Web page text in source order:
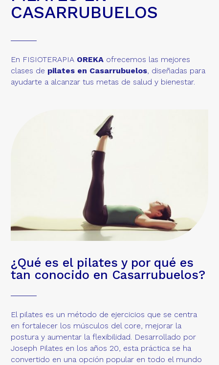
CASARRUBUELOS
En FISIOTERAPIA OREKA ofrecemos las mejores
clases de pilates en Casarrubuelos, diseñadas para
ayudarte a alcanzar tus metas de salud y bienestar.
¿Qué es el pilates y por qué es
tan conocido en Casarrubuelos?
El pilates es un método de ejercicios que se centra
en fortalecer los músculos del core, mejorar la
postura y aumentar la flexibilidad. Desarrollado por
Joseph Pilates en los años 20, esta práctica se ha
convertido en una opción popular en todo el mundo